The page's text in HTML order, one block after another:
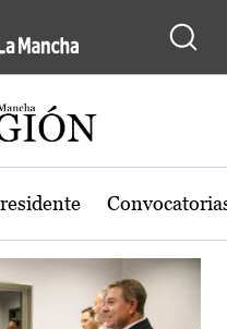
de Castilla-